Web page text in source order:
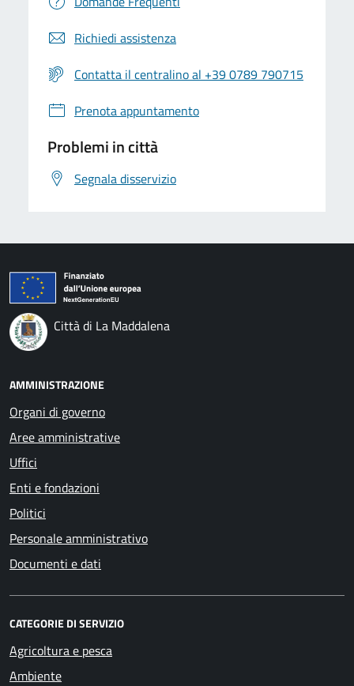
Richiedi assistenza
Contatta il centralino al +39 0789 790715
Prenota appuntamento
Problemi in città
Segnala disservizio
Città di La Maddalena
AMMINISTRAZIONE
Organi di governo
Aree amministrative
Uffici
Enti e fondazioni
Politici
Personale amministrativo
Documenti e dati
CATEGORIE DI SERVIZIO
Agricoltura e pesca
Ambiente